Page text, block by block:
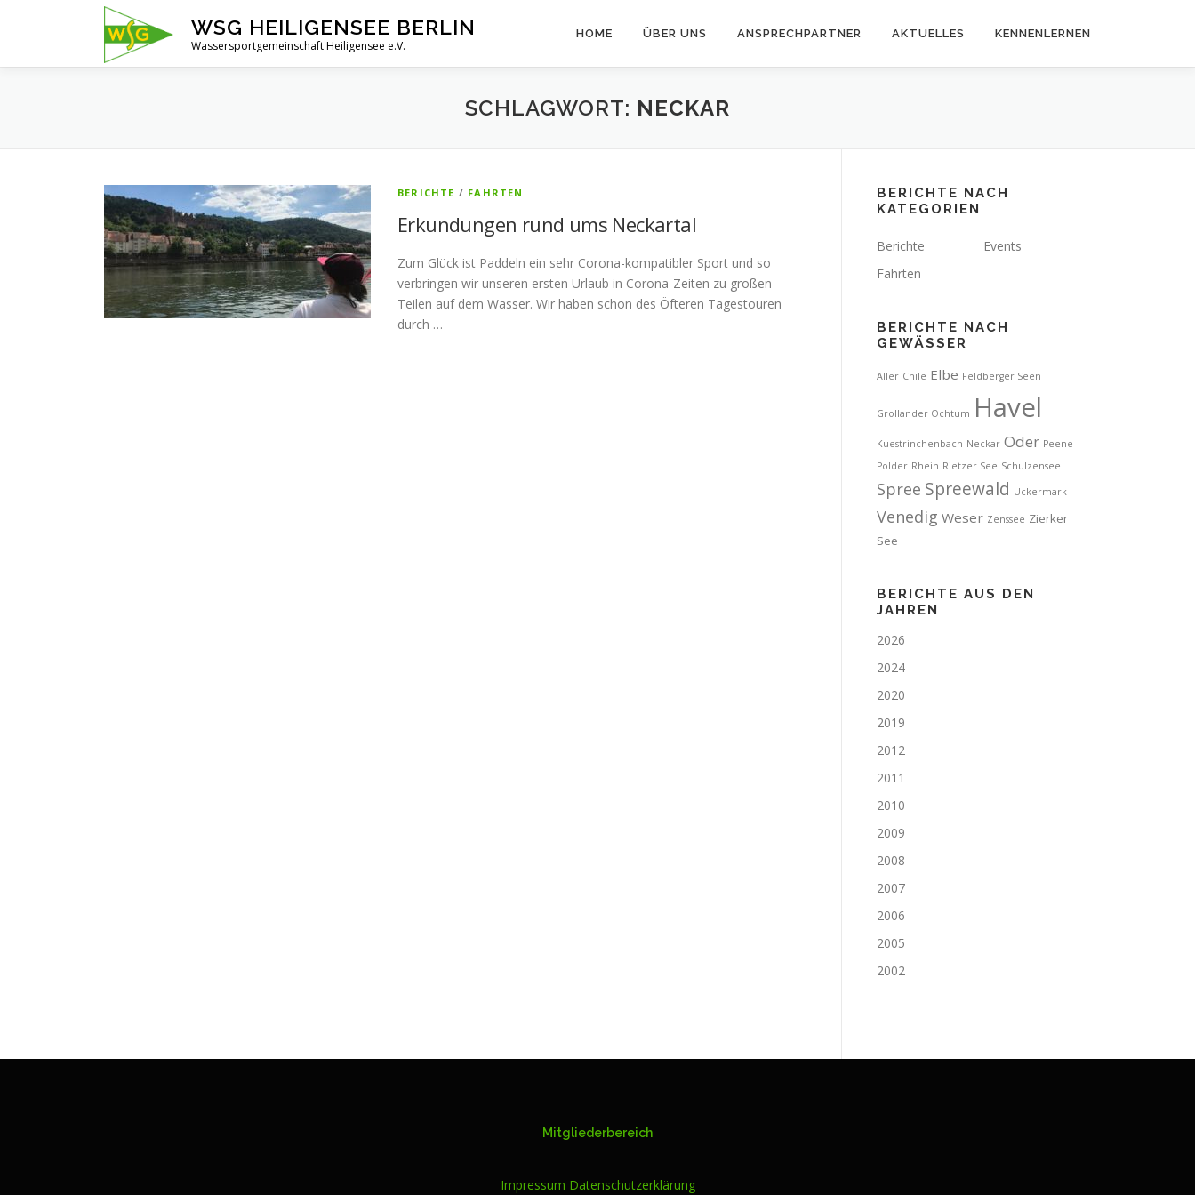
WSG HEILIGENSEE BERLIN
Wassersportgemeinschaft Heiligensee e.V.
HOME ÜBER UNS ANSPRECHPARTNER AKTUELLES KENNENLERNEN
SCHLAGWORT: NECKAR
BERICHTE / FAHRTEN
Erkundungen rund ums Neckartal
Zum Glück ist Paddeln ein sehr Corona-kompatibler Sport und so
verbringen wir unseren ersten Urlaub in Corona-Zeiten zu großen
Teilen auf dem Wasser. Wir haben schon des Öfteren Tagestouren
durch …
BERICHTE NACH
KATEGORIEN
Berichte
Events
Fahrten
BERICHTE NACH
GEWÄSSER
Aller Chile Elbe Feldberger Seen
Grollander Ochtum Havel
Kuestrinchenbach Neckar Oder Peene
Polder Rhein Rietzer See Schulzensee
Spree Spreewald Uckermark
Venedig Weser Zenssee Zierker
See
BERICHTE AUS DEN
JAHREN
2026
2024
2020
2019
2012
2011
2010
2009
2008
2007
2006
2005
2002
Mitgliederbereich
Impressum Datenschutzerklärung